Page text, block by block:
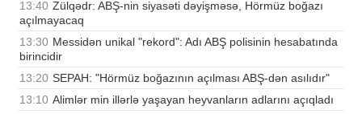
13:40 Zülqədr: ABŞ-nin siyasəti dəyişməsə, Hörmüz boğazı
açılmayacaq
13:30 Messidən unikal "rekord": Adı ABŞ polisinin hesabatında
birincidir
13:20 SEPAH: "Hörmüz boğazının açılması ABŞ-dən asılıdır"
13:10 Alimlər min illərlə yaşayan heyvanların adlarını açıqladı